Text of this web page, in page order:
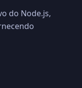
do Node.js,